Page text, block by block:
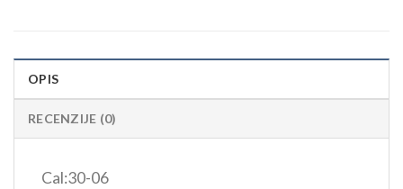
OPIS
RECENZIJE (0)
Cal:30-06